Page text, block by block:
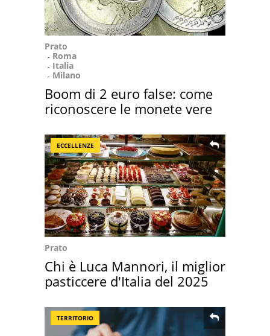
Prato
Roma
Italia
Milano
Boom di 2 euro false: come
riconoscere le monete vere
ECCELLENZE
Prato
Chi è Luca Mannori, il miglior
pasticcere d'Italia del 2025
TERRITORIO